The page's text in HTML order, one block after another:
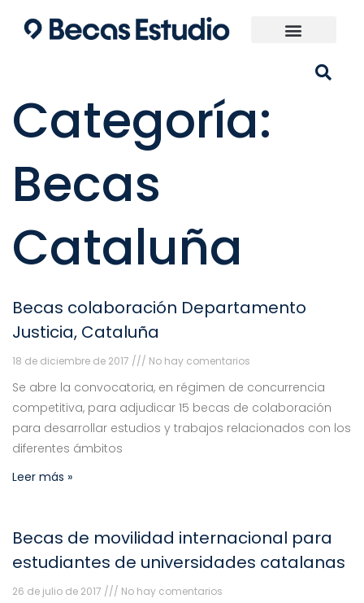
Categoría:
Becas
Cataluña
Becas colaboración Departamento
Justicia, Cataluña
18 de diciembre de 2017 No hay comentarios
Se abre la convocatoria, en régimen de concurrencia
competitiva, para adjudicar 15 becas de colaboración
para desarrollar estudios y trabajos relacionados con los
diferentes ámbitos
Leer más »
Becas de movilidad internacional para
estudiantes de universidades catalanas
26 de julio de 2017 No hay comentarios